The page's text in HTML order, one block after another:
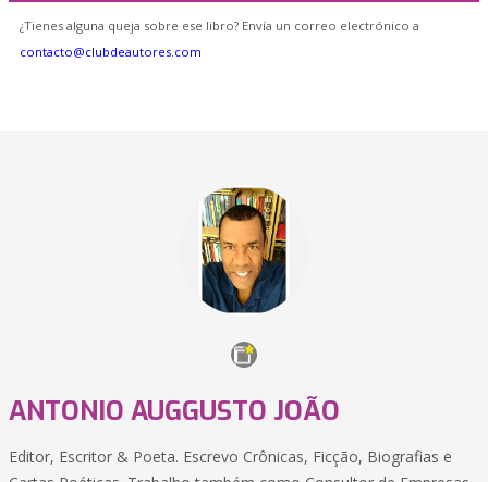
¿Tienes alguna queja sobre ese libro? Envía un correo electrónico a
contacto@clubdeautores.com
ANTONIO AUGGUSTO JOÃO
Editor, Escritor & Poeta. Escrevo Crônicas, Ficção, Biografias e